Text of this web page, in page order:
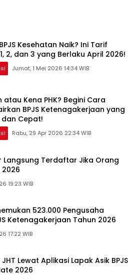
Kesehatan Naik? Ini Tarif
2, dan 3 yang Berlaku April 2026!
Jumat, 1 Mei 2026 14:34 WIB
atau Kena PHK? Begini Cara
BPJS Ketenagakerjaan yang
dan Cepat!
Rabu, 29 Apr 2026 22:34 WIB
Langsung Terdaftar Jika Orang
2026
Selasa, 7 Apr 2026 19:23 WIB
523.000 Pengusaha
Ketenagakerjaan Tahun 2026
Selasa, 7 Apr 2026 17:22 WIB
Lewat Aplikasi Lapak Asik BPJS
2026